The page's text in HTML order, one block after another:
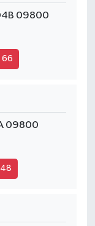
09800
66
09800
48